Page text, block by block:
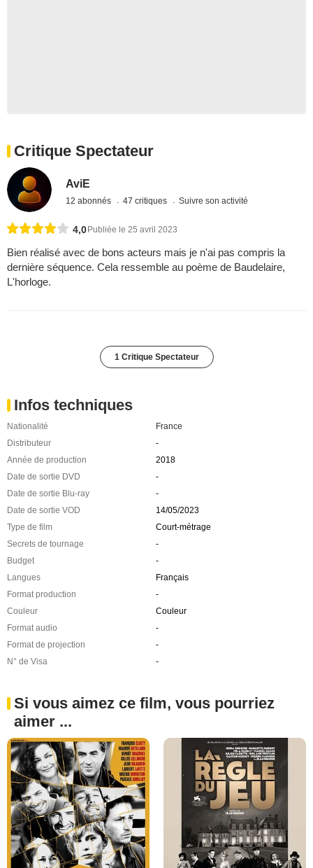
Critique Spectateur
AviE
12 abonnés 47 critiques Suivre son activité
4,0 Publiée le 25 avril 2023
Bien réalisé avec de bons acteurs mais je n'ai pas compris la
dernière séquence. Cela ressemble au poème de Baudelaire,
L'horloge.
1 Critique Spectateur
Infos techniques
Nationalité
France
Distributeur
-
Année de production
2018
Date de sortie DVD
-
Date de sortie Blu-ray
-
Date de sortie VOD
14/05/2023
Type de film
Court-métrage
Secrets de tournage
-
Budget
-
Langues
Français
Format production
-
Couleur
Couleur
Format audio
-
Format de projection
-
N° de Visa
-
Si vous aimez ce film, vous pourriez
aimer ...